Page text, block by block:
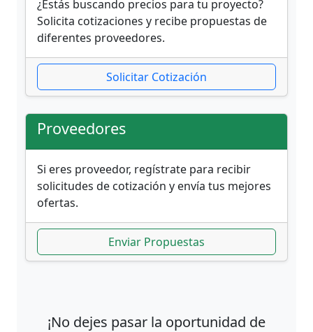
¿Estás buscando precios para tu proyecto?
Solicita cotizaciones y recibe propuestas de
diferentes proveedores.
Solicitar Cotización
Proveedores
Si eres proveedor, regístrate para recibir
solicitudes de cotización y envía tus mejores
ofertas.
Enviar Propuestas
¡No dejes pasar la oportunidad de